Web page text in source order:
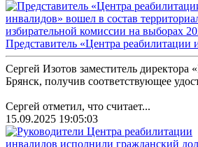
Представитель «Центра реабилитации
Сергей Изотов заместитель
Брянск, получив соответствующее
Сергей отметил, что считает...
15.09.2025 19:05:03